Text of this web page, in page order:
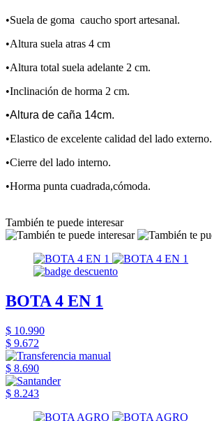
•Suela de goma caucho sport artesanal.
•Altura suela atras 4 cm
•Altura total suela adelante 2 cm.
•Inclinación de horma 2 cm.
•Altura de caña 14cm.
•Elastico de excelente calidad del lado externo.
•Cierre del lado interno.
•Horma punta cuadrada,cómoda.
También te puede interesar
BOTA 4 EN 1
$ 10.990
$ 9.672
$ 8.690
$ 8.243